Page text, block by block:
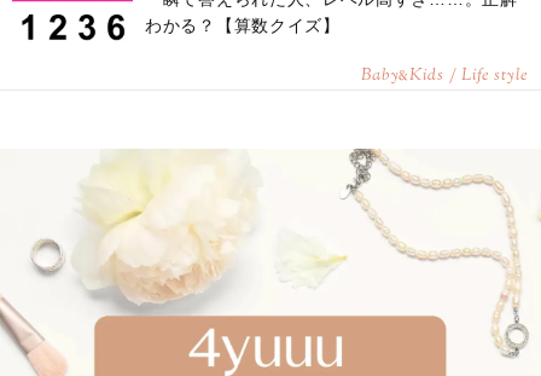
わかる？【算数クイズ】
Baby&Kids / Life style